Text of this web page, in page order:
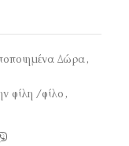
Δώρα,
φίλη /φίλο ,